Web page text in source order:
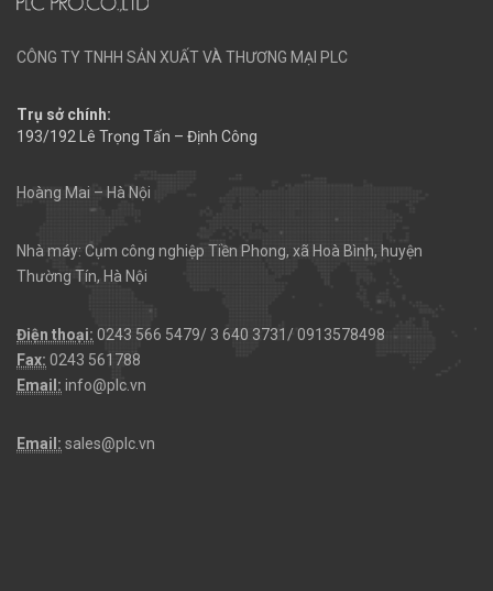
CÔNG TY TNHH SẢN XUẤT VÀ THƯƠNG MẠI PLC
Trụ sở chính:
193/192 Lê Trọng Tấn – Định Công
Hoàng Mai – Hà Nội
Nhà máy: Cụm công nghiệp Tiền Phong, xã Hoà Bình, huyện
Thường Tín, Hà Nội
Điện thoại: 0243 566 5479/ 3 640 3731/ 0913578498
Fax: 0243 561788
Email: info@plc.vn
Email: sales@plc.vn